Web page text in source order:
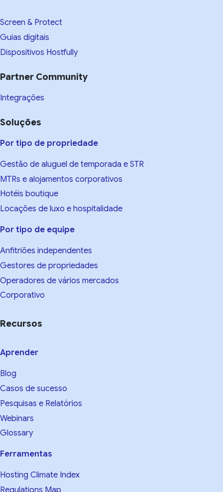
Screen & Protect
Guias digitais
Dispositivos Hostfully
Partner Community
Integrações
Soluções
Por tipo de propriedade
Gestão de aluguel de temporada e STR
MTRs e alojamentos corporativos
Hotéis boutique
Locações de luxo e hospitalidade
Por tipo de equipe
Anfitriões independentes
Gestores de propriedades
Operadores de vários mercados
Corporativo
Recursos
Aprender
Blog
Casos de sucesso
Pesquisas e Relatórios
Webinars
Glossary
Ferramentas
Hosting Climate Index